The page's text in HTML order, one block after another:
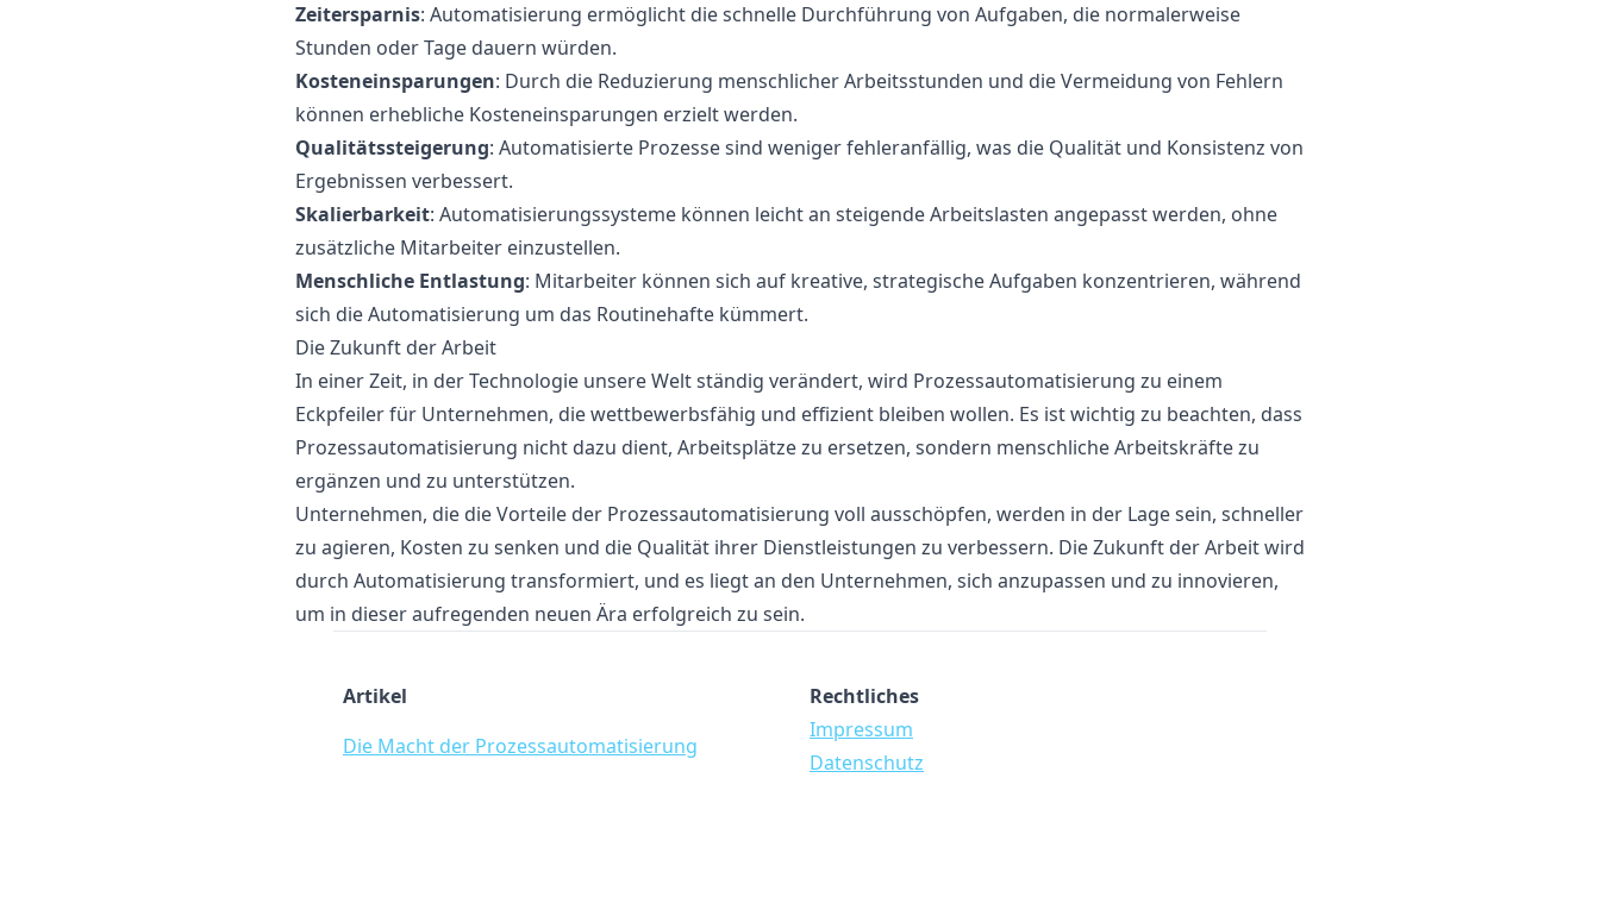
Zeitersparnis: Automatisierung ermöglicht die schnelle Durchführung von Aufgaben, die normalerweise
Stunden oder Tage dauern würden.
Kosteneinsparungen: Durch die Reduzierung menschlicher Arbeitsstunden und die Vermeidung von Fehlern
können erhebliche Kosteneinsparungen erzielt werden.
Qualitätssteigerung: Automatisierte Prozesse sind weniger fehleranfällig, was die Qualität und Konsistenz von
Ergebnissen verbessert.
Skalierbarkeit: Automatisierungssysteme können leicht an steigende Arbeitslasten angepasst werden, ohne
zusätzliche Mitarbeiter einzustellen.
Menschliche Entlastung: Mitarbeiter können sich auf kreative, strategische Aufgaben konzentrieren, während
sich die Automatisierung um das Routinehafte kümmert.
Die Zukunft der Arbeit
In einer Zeit, in der Technologie unsere Welt ständig verändert, wird Prozessautomatisierung zu einem
Eckpfeiler für Unternehmen, die wettbewerbsfähig und effizient bleiben wollen. Es ist wichtig zu beachten, dass
Prozessautomatisierung nicht dazu dient, Arbeitsplätze zu ersetzen, sondern menschliche Arbeitskräfte zu
ergänzen und zu unterstützen.
Unternehmen, die die Vorteile der Prozessautomatisierung voll ausschöpfen, werden in der Lage sein, schneller
zu agieren, Kosten zu senken und die Qualität ihrer Dienstleistungen zu verbessern. Die Zukunft der Arbeit wird
durch Automatisierung transformiert, und es liegt an den Unternehmen, sich anzupassen und zu innovieren,
um in dieser aufregenden neuen Ära erfolgreich zu sein.
Artikel
Die Macht der Prozessautomatisierung
Rechtliches
Impressum
Datenschutz